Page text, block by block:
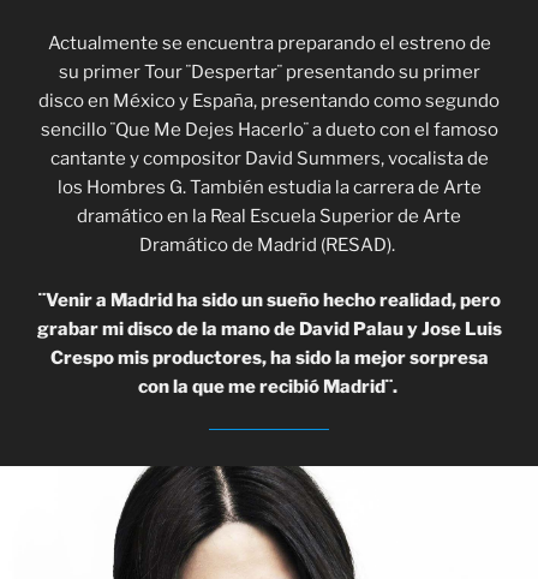
Actualmente se encuentra preparando el estreno de
su primer Tour ¨Despertar¨ presentando su primer
disco en México y España, presentando como segundo
sencillo ¨Que Me Dejes Hacerlo¨ a dueto con el famoso
cantante y compositor David Summers, vocalista de
los Hombres G. También estudia la carrera de Arte
dramático en la Real Escuela Superior de Arte
Dramático de Madrid (RESAD).
¨Venir a Madrid ha sido un sueño hecho realidad, pero
grabar mi disco de la mano de David Palau y Jose Luis
Crespo mis productores, ha sido la mejor sorpresa
con la que me recibió Madrid¨.